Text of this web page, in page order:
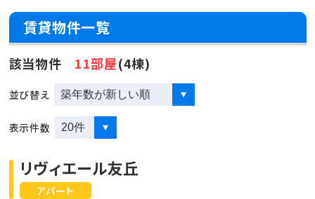
賃貸物件一覧
該当物件 11部屋(4棟)
並び替え
表示件数
アパート
リヴィエール友丘